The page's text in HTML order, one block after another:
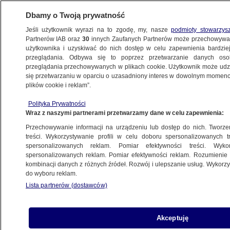
ŚWIAT
"Oszołomiona, niedowierzająca
i przerażona twarz"
20.02.2026, 12:45
Posłuchaj artykułu
Czyta lektor AI
Dbamy o Twoją prywatność
Jeśli użytkownik wyrazi na to zgodę, my, naszepodmioty
Partnerów IAB oraz30 innych Zaufanych Partnerów może
użytkownika i uzyskiwać do nich dostęp w celu zapewnienia
przeglądania. Odbywa się to poprzez przetwarzanie danych
przeglądania przechowywanych w plikach cookie. Użytkownik może
się przetwarzaniu w oparciu o uzasadniony interes w dowolnym
plików cookie i reklam”.
Polityka Prywatności
Wraz z naszymi partnerami przetwarzamy dane w celu zapewnienia:
Przechowywanie informacji na urządzeniu lub dostęp do nich.
treści. Wykorzystywanie profili w celu doboru spersonalizowanych
spersonalizowanych reklam. Pomiar efektywności treści.
spersonalizowanych reklam. Pomiar efektywności reklam.
kombinacji danych z różnych źródeł. Rozwój i ulepszanie usług.
do wyboru reklam.
Lista partnerów (dostawców)
Akceptuję